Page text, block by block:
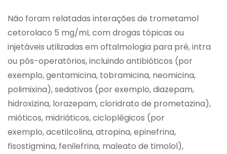
Não foram relatadas interações de trometamol
cetorolaco 5 mg/mL com drogas tópicas ou
injetáveis utilizadas em oftalmologia para pré, intra
ou pós-operatórios, incluindo antibióticos (por
exemplo, gentamicina, tobramicina, neomicina,
polimixina), sedativos (por exemplo, diazepam,
hidroxizina, lorazepam, cloridrato de prometazina),
mióticos, midriáticos, cicloplégicos (por
exemplo, acetilcolina, atropina, epinefrina,
fisostigmina, fenilefrina, maleato de timolol),